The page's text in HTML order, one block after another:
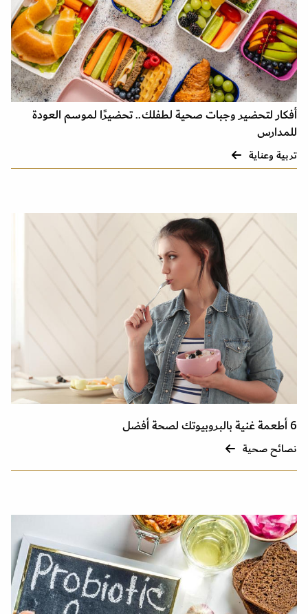
أفكار لتحضير وجبات صحية لطفلك.. تحضيرًا لموسم العودة
للمدارس
تربية وعناية
6 أطعمة غنية بالبروبيوتك لصحة أفضل
نصائح صحية